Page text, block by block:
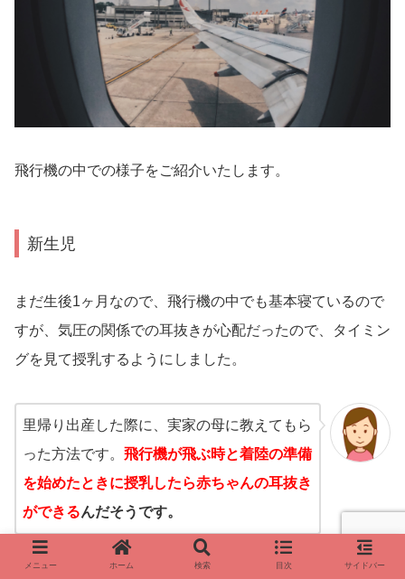
飛行機の中での様子をご紹介いたします。
新生児
まだ生後1ヶ月なので、飛行機の中でも基本寝ているので
すが、気圧の関係での耳抜きが心配だったので、タイミン
グを見て授乳するようにしました。
里帰り出産した際に、実家の母に教えてもら
った方法です。 飛行機が飛ぶ時と着陸の準備
を始めたときに授乳したら赤ちゃんの耳抜き
ができるんだそうです。
メニュー ホーム 検索 目次 サイドバー